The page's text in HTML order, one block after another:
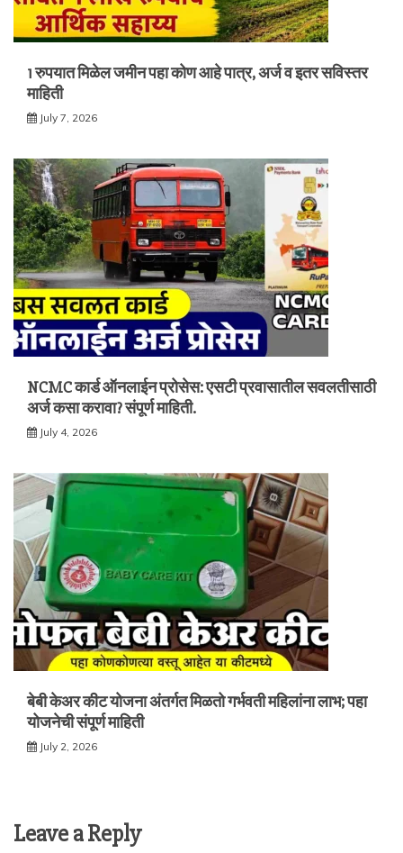
1 रुपयात मिळेल जमीन पहा कोण आहे पात्र, अर्ज व इतर सविस्तर
माहिती
July 7, 2026
NCMC कार्ड ऑनलाईन प्रोसेस: एसटी प्रवासातील सवलतीसाठी
अर्ज कसा करावा? संपूर्ण माहिती.
July 4, 2026
बेबी केअर कीट योजना अंतर्गत मिळतो गर्भवती महिलांना लाभ; पहा
योजनेची संपूर्ण माहिती
July 2, 2026
Leave a Reply